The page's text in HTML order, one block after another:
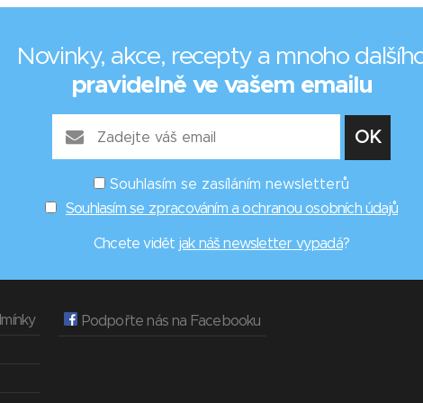
Novinky, akce, recepty a mnoho
pravidelně ve vašem emailu
Souhlasím se zasíláním newsletterů
Souhlasím se zpracováním a ochranou osobních údajů
Chcete vidět jak náš newsletter vypadá?
Podpořte nás na Facebooku